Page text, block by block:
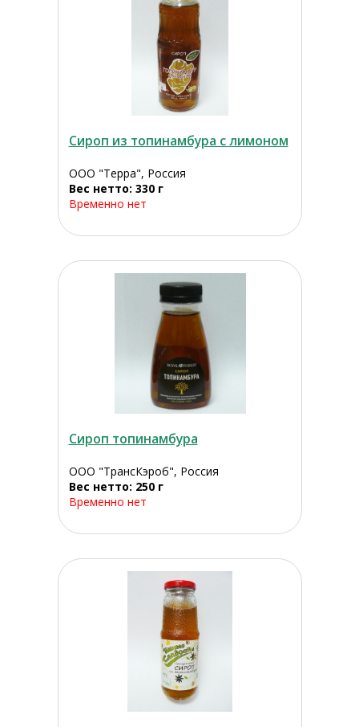
Сироп из топинамбура с лимоном
ООО "Терра", Россия
Вес нетто: 330 г
Временно нет
Сироп топинамбура
ООО "ТрансКэроб", Россия
Вес нетто: 250 г
Временно нет